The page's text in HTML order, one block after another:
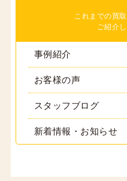
これまでの買
ご紹介
事例紹介
お客様の声
スタッフブログ
新着情報・お知らせ